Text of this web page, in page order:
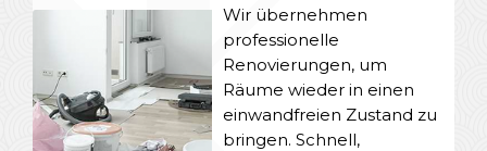
Wir übernehmen
professionelle
Renovierungen, um
Räume wieder in einen
einwandfreien Zustand zu
bringen. Schnell,